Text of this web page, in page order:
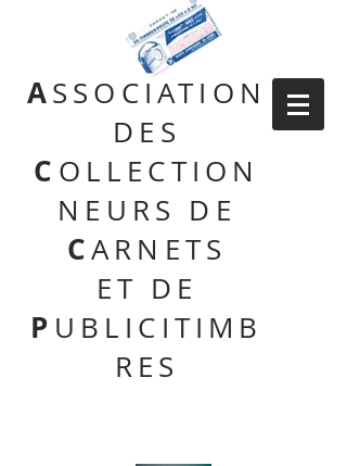
ASSOCIATION
DES
C OLLECTION
NEURS DE
CARNETS
ET DE
P UBLICITIMB
RES